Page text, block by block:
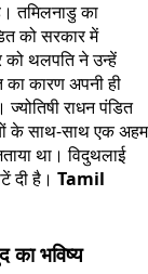
तमिलनाडु का
को सरकार में
को थलपति ने उन्हें
का कारण अपनी ही
ज्योतिषी राधन पंडित
के साथ-साथ एक अहम
था। विदुथलाई
दी है। Tamil
का भविष्य